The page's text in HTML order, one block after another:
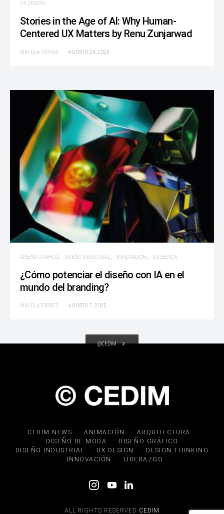
UX DESIGN
Stories in the Age of AI: Why Human-
Centered UX Matters by Renu Zunjarwad
MAYELA TORRES AGOSTO 26, 2025
DISEÑO GRÁFICO DISEÑO INDUSTRIAL INNOVACIÓN UX DESIGN
¿Cómo potenciar el diseño con IA en el
mundo del branding?
MAYELA TORRES AGOSTO 7, 2025
@CEDIM
CEDIM NEWS ANIMACIÓN
ARQUITECTURA
DISEÑO DE MODA
DISEÑO GRÁFICO
DISEÑO INDUSTRIAL
UX DESIGN
DESIGN THINKING
INNOVACIÓN
LIDERAZGO
ALL RIGHTS RESERVED CEDIM